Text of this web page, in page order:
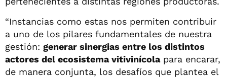
“Instancias como estas nos permiten contribuir
a uno de los pilares fundamentales de nuestra
gestión: generar sinergias entre los distintos
actores del ecosistema vitivinícolapara encarar,
de manera conjunta, los desafíos que plantea el